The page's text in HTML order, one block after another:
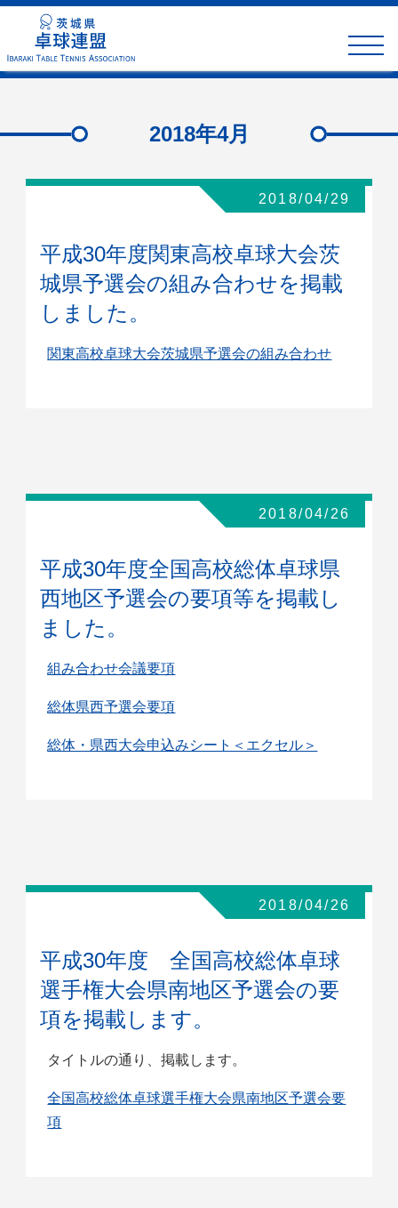
toggle
2018年4月
平成30年度関東高校卓球大会茨
城県予選会の組み合わせを掲載
しました。
2018/04/29
関東高校卓球大会茨城県予選会の組み合わせ
平成30年度全国高校総体卓球県
西地区予選会の要項等を掲載し
ました。
2018/04/26
組み合わせ会議要項
総体県西予選会要項
総体・県西大会申込みシート＜エクセル＞
平成30年度 全国高校総体卓球
選手権大会県南地区予選会の要
項を掲載します。
2018/04/26
タイトルの通り、掲載します。
全国高校総体卓球選手権大会県南地区予選会要
項